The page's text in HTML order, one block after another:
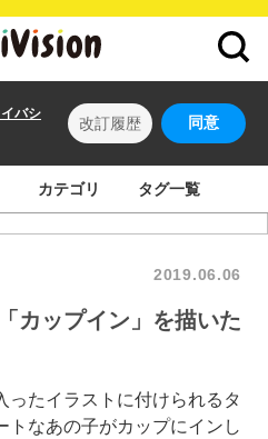
バシ
改訂履歴 同意
カテゴリ タグ一覧
2019.06.06
カップイン」を描いた
ったイラストに付けられるタ
トなあの子がカップにインし